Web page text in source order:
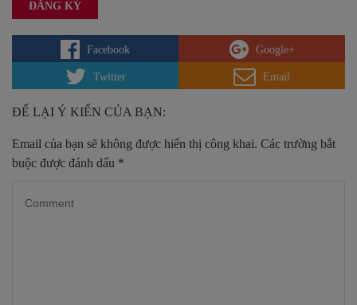
Facebook Google+
Twitter Email
ĐỂ LẠI Ý KIẾN CỦA BẠN:
Email của bạn sẽ không được hiển thị công khai. Các trường bắt
buộc được đánh dấu *